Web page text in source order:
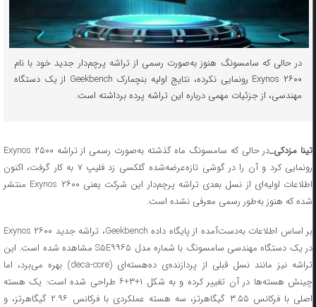
در حالی که سامسونگ هنوز به‌صورت رسمی از تراشه پرچم‌دار جدید خود با نام
Exynos ۲۶۰۰ رونمایی نکرده، نتایج اولیه بنچمارک Geekbench از یک دستگاه
مهندسی، از جزئیات مهمی درباره این تراشه پرده برداشته‌ است.
تینا مزدکی_
در حالی که سامسونگ ماه گذشته به‌صورت رسمی از تراشه Exynos ۲۵۰۰
رونمایی کرد و آن را در گوشی تازه‌عرضه‌شده گلکسی زد فلیپ ۷ به کار گرفت، اکنون
اطلاعات اولیه‌ای از نسل بعدی تراشه پرچم‌دار این شرکت یعنی Exynos ۲۶۰۰ منتشر
شده که هنوز به‌طور رسمی معرفی نشده است.
بر اساس اطلاعات به‌دست‌آمده از پایگاه داده Geekbench، تراشه جدید Exynos ۲۶۰۰
در یک دستگاه مهندسی سامسونگ با شماره مدل S۵E۹۹۶۵ مشاهده شده است. این
تراشه نیز مانند نسل قبلی از پردازنده‌ی ده‌هسته‌ای (deca-core) بهره می‌برد، اما
چینش هسته‌ها در آن تغییر کرده و به شکل ۱+۳+۶ طراحی شده است: یک هسته
اصلی با فرکانس ۳.۵۵ گیگاهرتز، سه هسته عملکردی با فرکانس ۲.۹۶ گیگاهرتز، و